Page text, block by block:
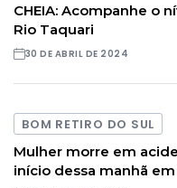
CHEIA: Acompanhe o
Rio Taquari
30 DE ABRIL DE 2024
BOM RETIRO DO SUL
Mulher morre em
início dessa manhã